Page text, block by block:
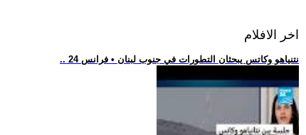
اخر الافلام
.. نتنياهو وكاتس يبحثان التطورات في جنوب لبنان • فرانس 24